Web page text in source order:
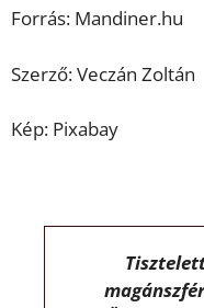
Forrás: Mandiner.hu
Szerző: Veczán Zoltán
Kép: Pixabay